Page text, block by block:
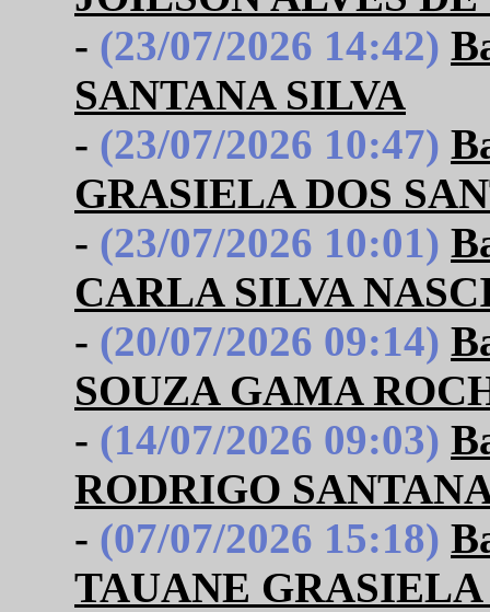
- (23/07/2026 14:42)
SANTANA SILVA
- (23/07/2026 10:47)
GRASIELA DOS
- (23/07/2026 10:01)
CARLA SILVA
- (20/07/2026 09:14)
SOUZA GAMA
- (14/07/2026 09:03)
RODRIGO
- (07/07/2026 15:18)
TAUANE GRASIELA